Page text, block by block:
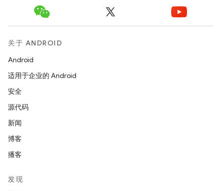
关于 ANDROID
Android
适用于企业的 Android
安全
源代码
新闻
博客
播客
发现